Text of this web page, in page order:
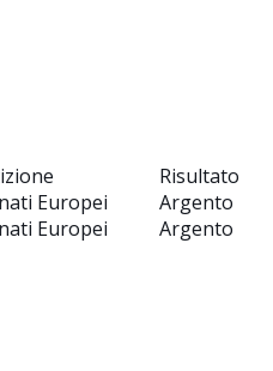
Risultato
Europei
Argento
Europei Argento